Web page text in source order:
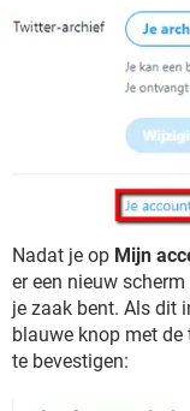
Nadat je op Mijn
er een nieuw
je zaak bent. Als dit
blauwe knop met de
te bevestigen: